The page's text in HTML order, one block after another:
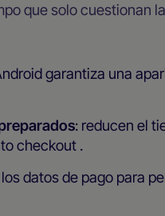
que solo cuestionan
garantiza una
: reducen el
checkout .
datos de pago para